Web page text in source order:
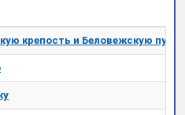
крепость и Беловежскую пущу